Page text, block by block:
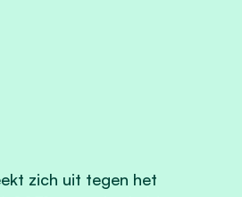
zich uit tegen het